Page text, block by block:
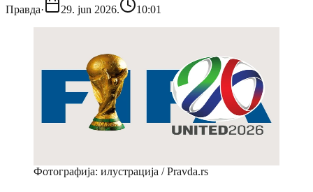
Правда· 29. jun 2026. 10:01
Фотографија: илустрација / Pravda.rs